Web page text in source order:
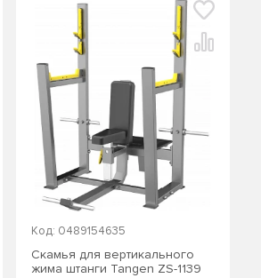
Код: 0489154635
Скамья для вертикального
жима штанги Tangen ZS-1139